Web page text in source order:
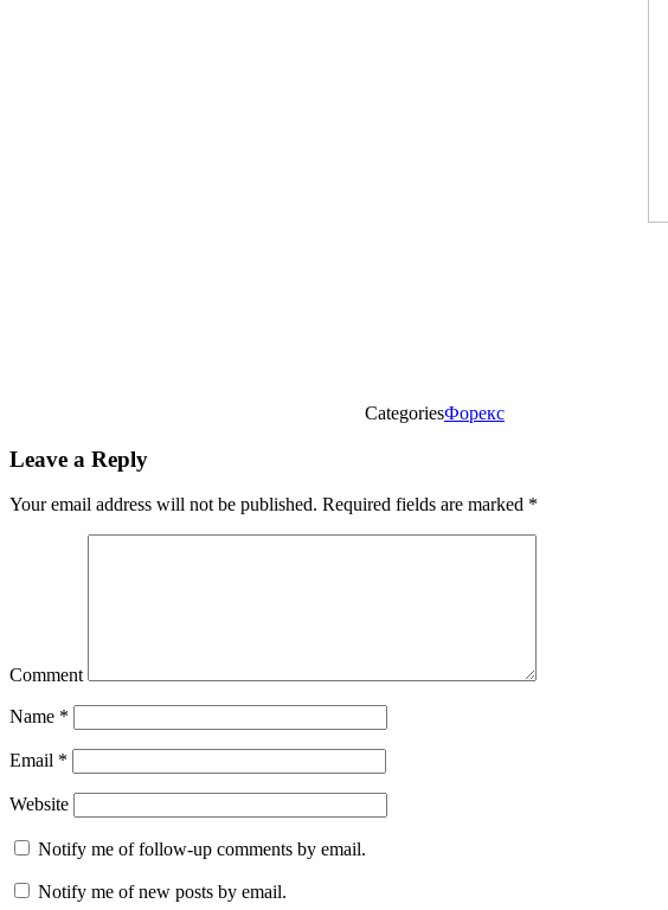
CategoriesФорекс
Leave a Reply
Your email address will not be published. Required fields are marked *
Comment
Name *
Email *
Website
Notify me of follow-up comments by email.
Notify me of new posts by email.